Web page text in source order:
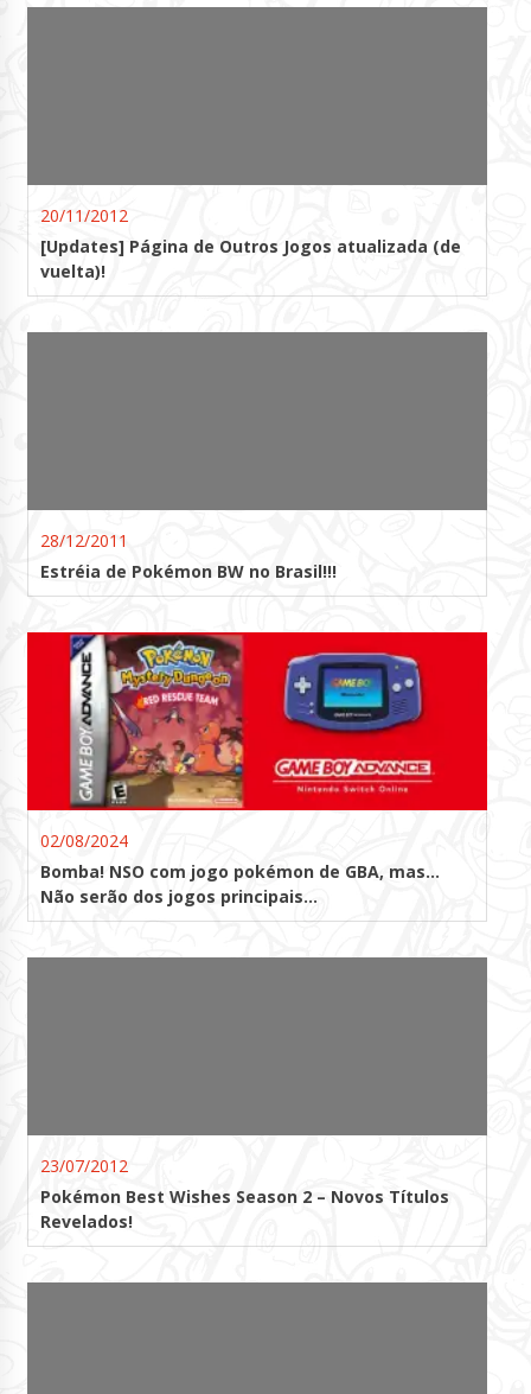
20/11/2012
[Updates] Página de Outros Jogos atualizada (de
vuelta)!
28/12/2011
Estréia de Pokémon BW no Brasil!!!
02/08/2024
Bomba! NSO com jogo pokémon de GBA, mas…
Não serão dos jogos principais…
23/07/2012
Pokémon Best Wishes Season 2 – Novos Títulos
Revelados!